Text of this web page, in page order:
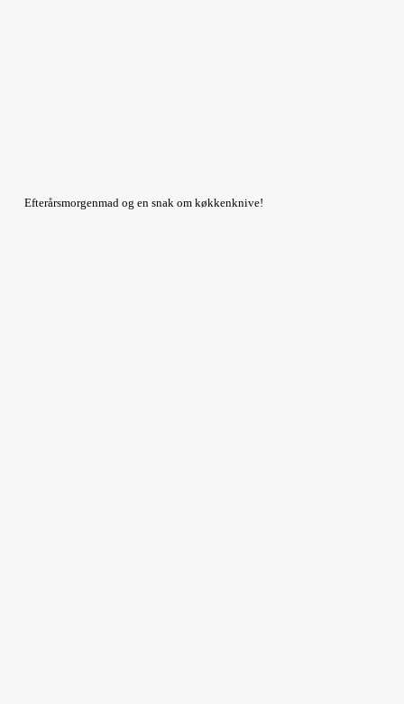
Efterårsmorgenmad og en snak om køkkenknive!